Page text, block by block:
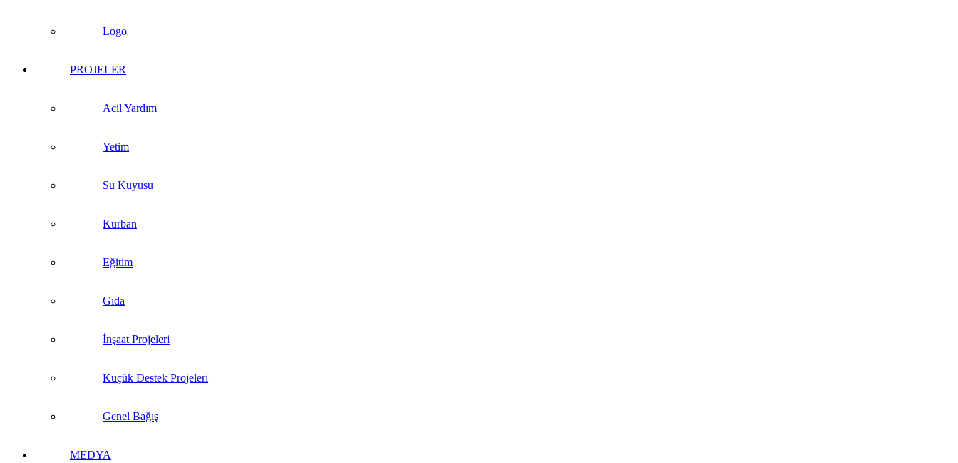
Logo
PROJELER
Acil Yardım
Yetim
Su Kuyusu
Kurban
Eğitim
Gıda
İnşaat Projeleri
Küçük Destek Projeleri
Genel Bağış
MEDYA